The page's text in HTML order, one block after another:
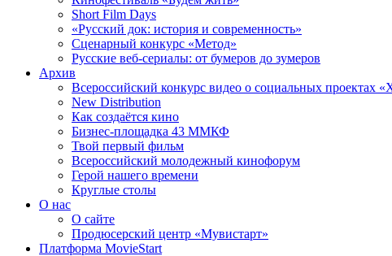
Short Film Days
«Русский док: история и современность»
Сценарный конкурс «Метод»
Русские веб-сериалы: от бумеров до зумеров
Архив
Всероссийский конкурс видео о социальных проектах
New Distribution
Как создаётся кино
Бизнес-площадка 43 ММКФ
Твой первый фильм
Всероссийский молодежный кинофорум
Герой нашего времени
Круглые столы
О нас
О сайте
Продюсерский центр «Мувистарт»
Платформа MovieStart